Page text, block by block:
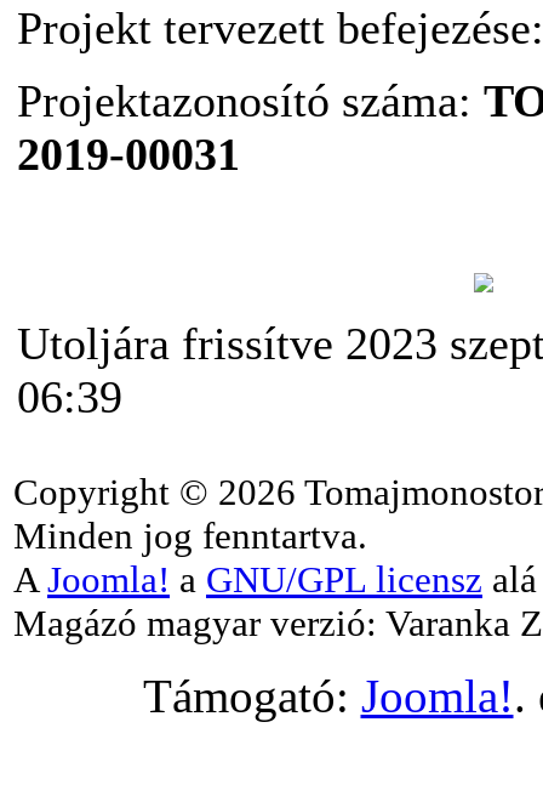
Projekt tervezett
Projektazonosító száma:
2019-00031
Utoljára frissítve 2023
06:39
Copyright © 2026
Minden jog fenntartva.
A Joomla! a GNU/GPL licensz
Magázó magyar verzió: Varanka
Támogató: Joomla!.